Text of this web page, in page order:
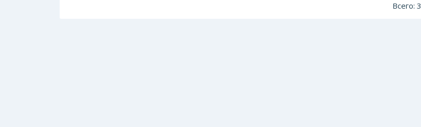
Всего: 3